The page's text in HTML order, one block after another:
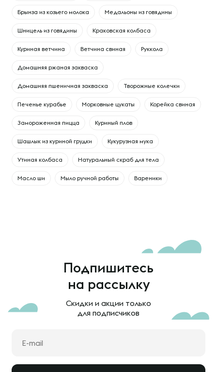
Брынза из козьего молока Медальоны из говядины
Шницель из говядины Краковская колбаса
Куриная ветчина Ветчина свиная Руккола
Домашняя ржаная закваска
Домашняя пшеничная закваска Творожные колечки
Печенье курабье Морковные цукаты Корейка свиная
Замороженная пицца Куриный плов
Шашлык из куриной грудки Кукурузная мука
Утиная колбаса Натуральный скраб для тела
Масло ши Мыло ручной работы Вареники
Подпишитесь
на рассылку
Скидки и акции только
для подписчиков